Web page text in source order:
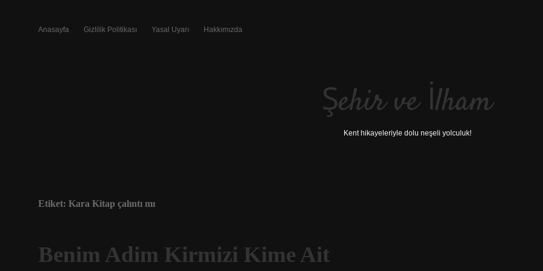
Anasayfa Gizlilik Politikası Yasal Uyarı Hakkımızda
Şehir ve İlham
Kent hikayeleriyle dolu neşeli yolculuk!
Etiket: Kara Kitap çalıntı mı
Benim Adim Kirmizi Kime Ait